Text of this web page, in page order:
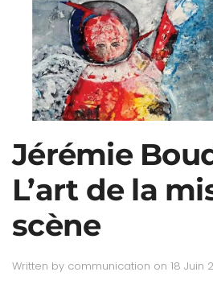
Jérémie
L’art de la
scène
Written by communication on 18 Juin